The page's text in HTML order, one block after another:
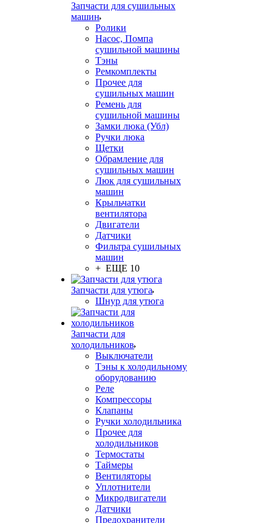
Запчасти для сушильных
машин
Ролики
Насос, Помпа
сушильной машины
Тэны
Ремкомплекты
Прочее для
сушильных машин
Ремень для
сушильной машины
Замки люка (Убл)
Ручки люка
Щетки
Обрамление для
сушильных машин
Люк для сушильных
машин
Крыльчатки
вентилятора
Двигатели
Датчики
Фильтра сушильных
машин
+ ЕЩЕ 10
Запчасти для утюга
Шнур для утюга
Запчасти для
холодильников
Выключатели
Тэны к холодильному
оборудованию
Реле
Компрессоры
Клапаны
Ручки холодильника
Прочее для
холодильников
Термостаты
Таймеры
Вентиляторы
Уплотнители
Микродвигатели
Датчики
Предохранители